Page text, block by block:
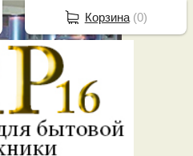
Корзина(0)